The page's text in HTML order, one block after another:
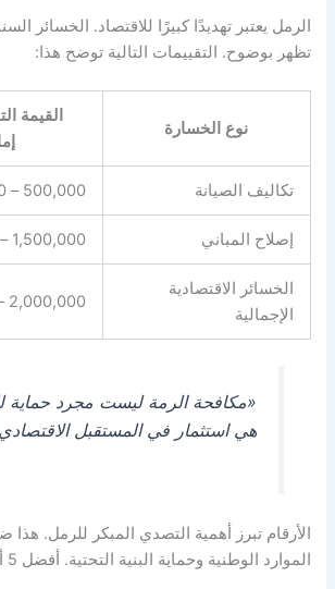
الرمل يعتبر تهديدًا كبيرًا للاقتصاد. الخسائر
تظهر بوضوح. التقييمات التالية توضح هذا:
نوع الخسارة
القيمة
تكاليف الصيانة 500,000 – 1,000,000
إصلاح المباني 1,500,000 – 3,000,000
الخسائر الاقتصادية
الإجمالية
2,000,000 – 4,000,000
«مكافحة الرمة ليست مجرد حماية
هي استثمار في المستقبل
الأرقام تبرز أهمية التصدي المبكر للرمل. هذا
الموارد الوطنية وحماية البنية التحتية. أفضل 5 أدوات حديثة